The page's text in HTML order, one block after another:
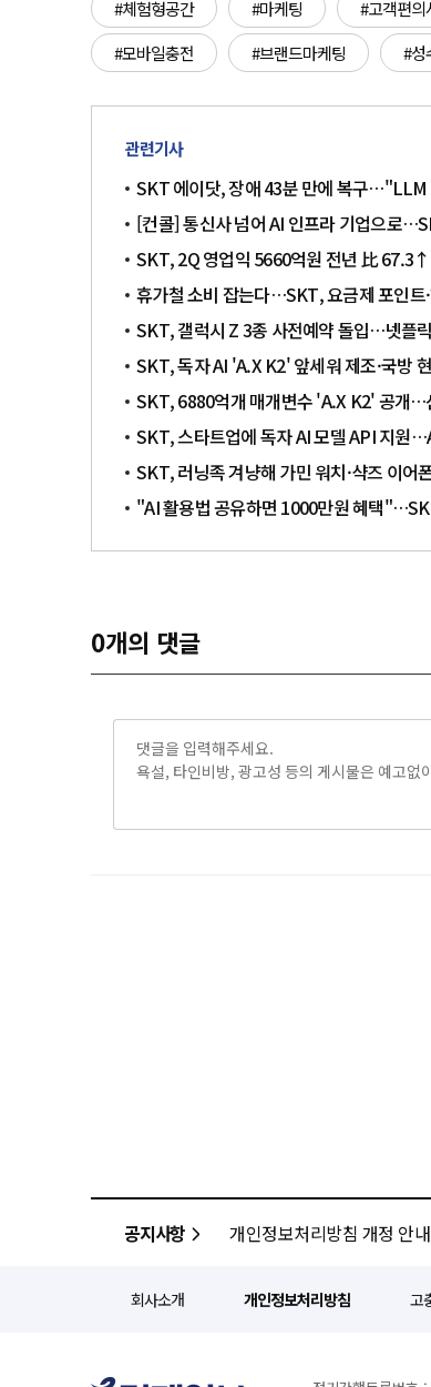
#체험형공간
#마케팅 #고객편의
#모바일충전
#브랜드마케팅 #성
관련기사
SKT 에이닷, 장애 43분 만에 복구…"LLM
[컨콜] 통신사 넘어 AI 인프라 기업으로
SKT, 2Q 영업익 5660억원 전년 比
휴가철 소비 잡는다…SKT, 요금제 포인트
SKT, 갤럭시 Z 3종 사전예약 돌입…넷플
SKT, 독자 AI 'A.X K2' 앞세워 제조·국방
SKT, 6880억개 매개변수 'A.X K2' 공개…
SKT, 스타트업에 독자 AI 모델 API 지원
SKT, 러닝족 겨냥해 가민 워치·샥즈 이어
"AI 활용법 공유하면 1000만원 혜택
0개의 댓글
공지사항 개인정보처리방침 개정 안
회사소개 개인정보처리방침 고